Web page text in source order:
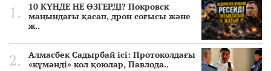
10 КҮНДЕ НЕ ӨЗГЕРДІ? Покровск
маңындағы қасап, дрон соғысы және
ж..
Алмасбек Садырбай ісі: Протоколдағы
«күмәнді» кол қоюлар, Павлода..